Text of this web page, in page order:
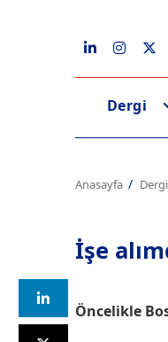
Dergi
Anasayfa
İşe
Öncelikle